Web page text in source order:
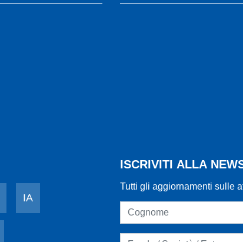
IA
ISCRIVITI ALLA
Tutti gli aggiornamenti sulle